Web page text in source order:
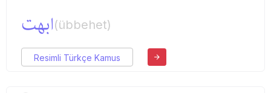
ابهت(übbehet)
Resimli Türkçe Kamus